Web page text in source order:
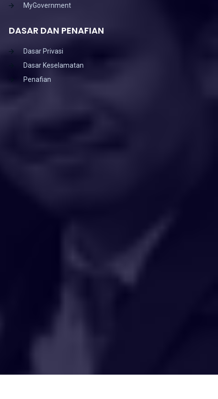
MyGovernment
DASAR DAN PENAFIAN
Dasar Privasi
Dasar Keselamatan
Penafian